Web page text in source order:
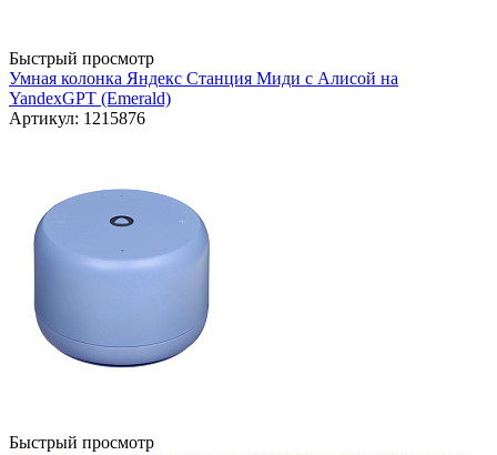
Быстрый просмотр
Умная колонка Яндекс Станция Миди с Алисой на
YandexGPT (Emerald)
Артикул: 1215876
Быстрый просмотр